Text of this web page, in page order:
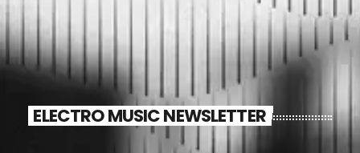
ELECTRO MUSIC NEWSLETTER